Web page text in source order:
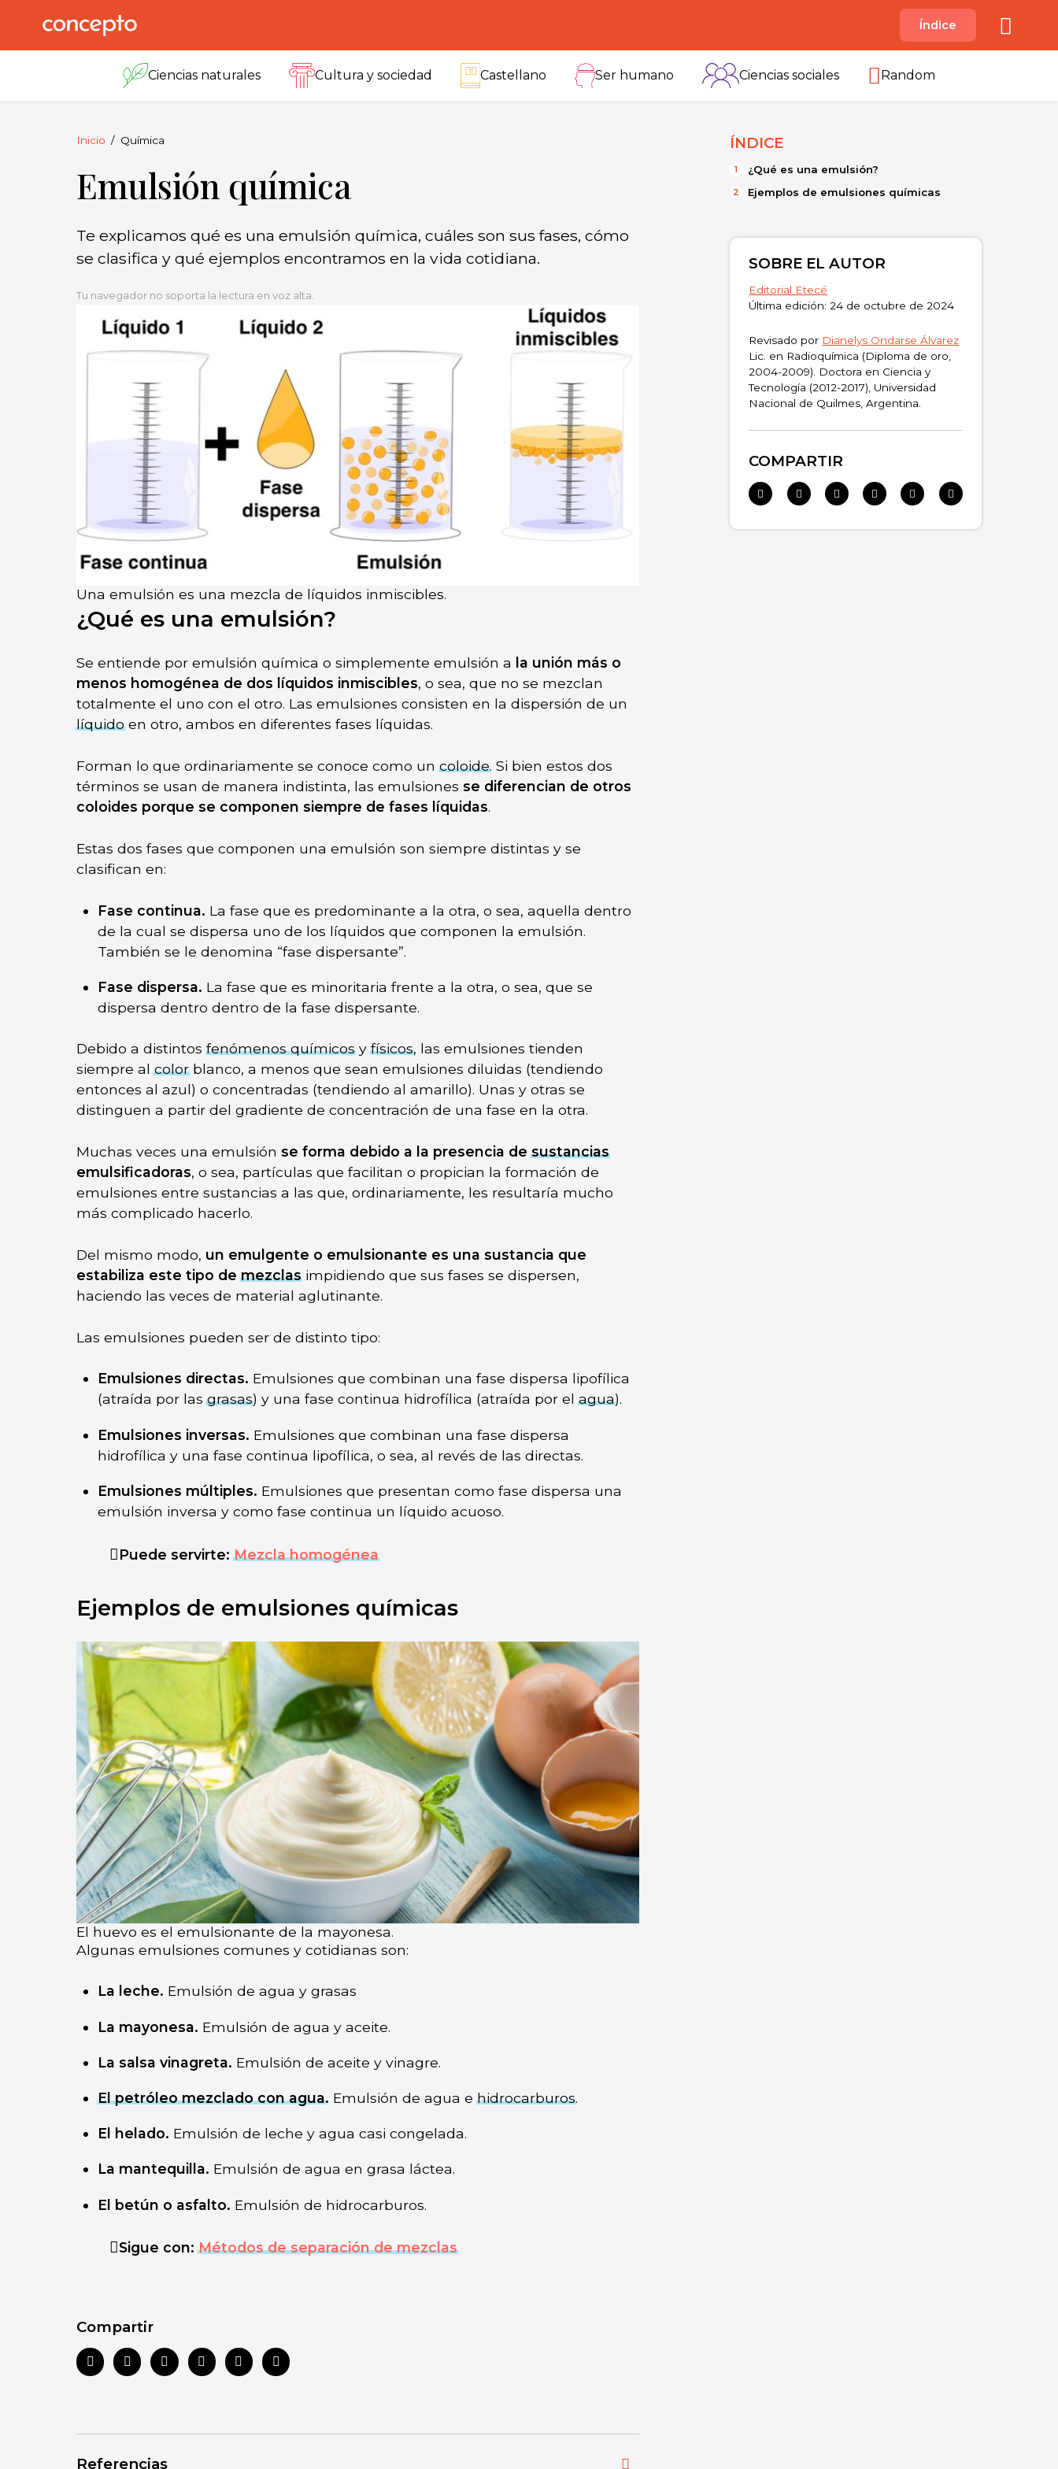
reservados.
B C
Índice
Ciencias naturales Cultura y sociedad Castellano Ser humano Ciencias sociales Random
Inicio Química
Emulsión química
Te explicamos qué es una emulsión química, cuáles son sus fases, cómo
se clasifica y qué ejemplos encontramos en la vida cotidiana.
Tu navegador no soporta la lectura en voz alta.
Una emulsión es una mezcla de líquidos inmiscibles.
¿Qué es una emulsión?
Se entiende por emulsión química o simplemente emulsión a
la unión más o
menos homogénea de dos líquidos inmiscibles, o sea, que no se mezclan
totalmente el uno con el otro. Las emulsiones consisten en la dispersión de un
líquidoen otro, ambos en diferentes fases líquidas.
Forman lo que ordinariamente se conoce como uncoloide. Si bien estos dos
términos se usan de manera indistinta, las emulsiones se diferencian de otros
coloides porque se componen siempre de fases líquidas.
Estas dos fases que componen una emulsión son siempre distintas y se
clasifican en:
Fase continua. La fase que es predominante a la otra, o sea, aquella dentro
de la cual se dispersa uno de los líquidos que componen la emulsión.
También se le denomina “fase dispersante”.
Fase dispersa. La fase que es minoritaria frente a la otra, o sea, que se
dispersa dentro dentro de la fase dispersante.
Debido a distintosfenómenos químicosyfísicos, las emulsiones tienden
siempre alcolorblanco, a menos que sean emulsiones diluidas (tendiendo
entonces al azul) o concentradas (tendiendo al amarillo). Unas y otras se
distinguen a partir del gradiente de concentración de una fase en la otra.
Muchas veces una emulsión se forma debido a la presencia desustancias
emulsificadoras, o sea, partículas que facilitan o propician la formación de
emulsiones entre sustancias a las que, ordinariamente, les resultaría mucho
más complicado hacerlo.
Del mismo modo, un emulgente o emulsionante es una sustancia que
estabiliza este tipo demezclasimpidiendo que sus fases se dispersen,
haciendo las veces de material aglutinante.
Las emulsiones pueden ser de distinto tipo:
Emulsiones directas. Emulsiones que combinan una fase dispersa lipofílica
(atraída por lasgrasas) y una fase continua hidrofílica (atraída por elagua).
Emulsiones inversas. Emulsiones que combinan una fase dispersa
hidrofílica y una fase continua lipofílica, o sea, al revés de las directas.
Emulsiones múltiples. Emulsiones que presentan como fase dispersa una
emulsión inversa y como fase continua un líquido acuoso.
Puede servirte:Mezcla homogénea
Ejemplos de emulsiones químicas
El huevo es el emulsionante de la mayonesa.
Algunas emulsiones comunes y cotidianas son:
La leche. Emulsión de agua y grasas
La mayonesa. Emulsión de agua y aceite.
La salsa vinagreta. Emulsión de aceite y vinagre.
El petróleo mezclado con agua. Emulsión de agua ehidrocarburos.
El helado. Emulsión de leche y agua casi congelada.
La mantequilla. Emulsión de agua en grasa láctea.
El betún o asfalto. Emulsión de hidrocarburos.
Sigue con:Métodos de separación de mezclas
Compartir
Referencias
ÍNDICE
¿Qué es una emulsión?
Ejemplos de emulsiones químicas
SOBRE EL AUTOR
Editorial Etecé
Última edición: 24 de octubre de 2024
Revisado por Dianelys Ondarse Álvarez
Lic. en Radioquímica (Diploma de oro,
2004-2009). Doctora en Ciencia y
Tecnología (2012-2017), Universidad
Nacional de Quilmes, Argentina.
COMPARTIR